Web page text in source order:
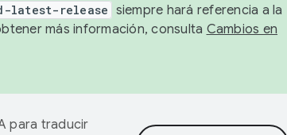
latest-release siempre hará referencia a la
más información, consulta Cambios en
para traducir